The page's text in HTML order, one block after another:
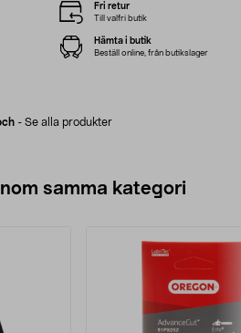
- Se alla produkter
Fri retur
Till valfri butik
Hämta i butik
Beställ online, från butikslager
samma kategori